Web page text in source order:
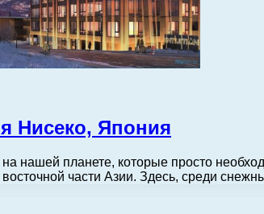
Нисеко, Япония
нашей планете, которые просто
восточной части Азии. Здесь, среди